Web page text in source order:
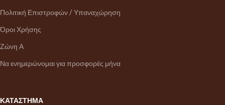
Πολιτική Επιστροφών / Υπαναχώρηση
Όροι Χρήσης
Ζώνη Α
Να ενημερώνομαι για προσφορές μήνα
ΚΑΤΑΣΤΗΜΑ